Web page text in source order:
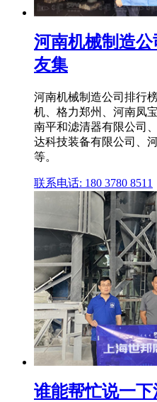
河南机械制造
友集
河南机械制造公司排行
机、格力郑州、河南凤
南平和滤清器有限公司
达科技装备有限公司、
等。
联系电话: 180 3780 8511
谁能帮忙说一